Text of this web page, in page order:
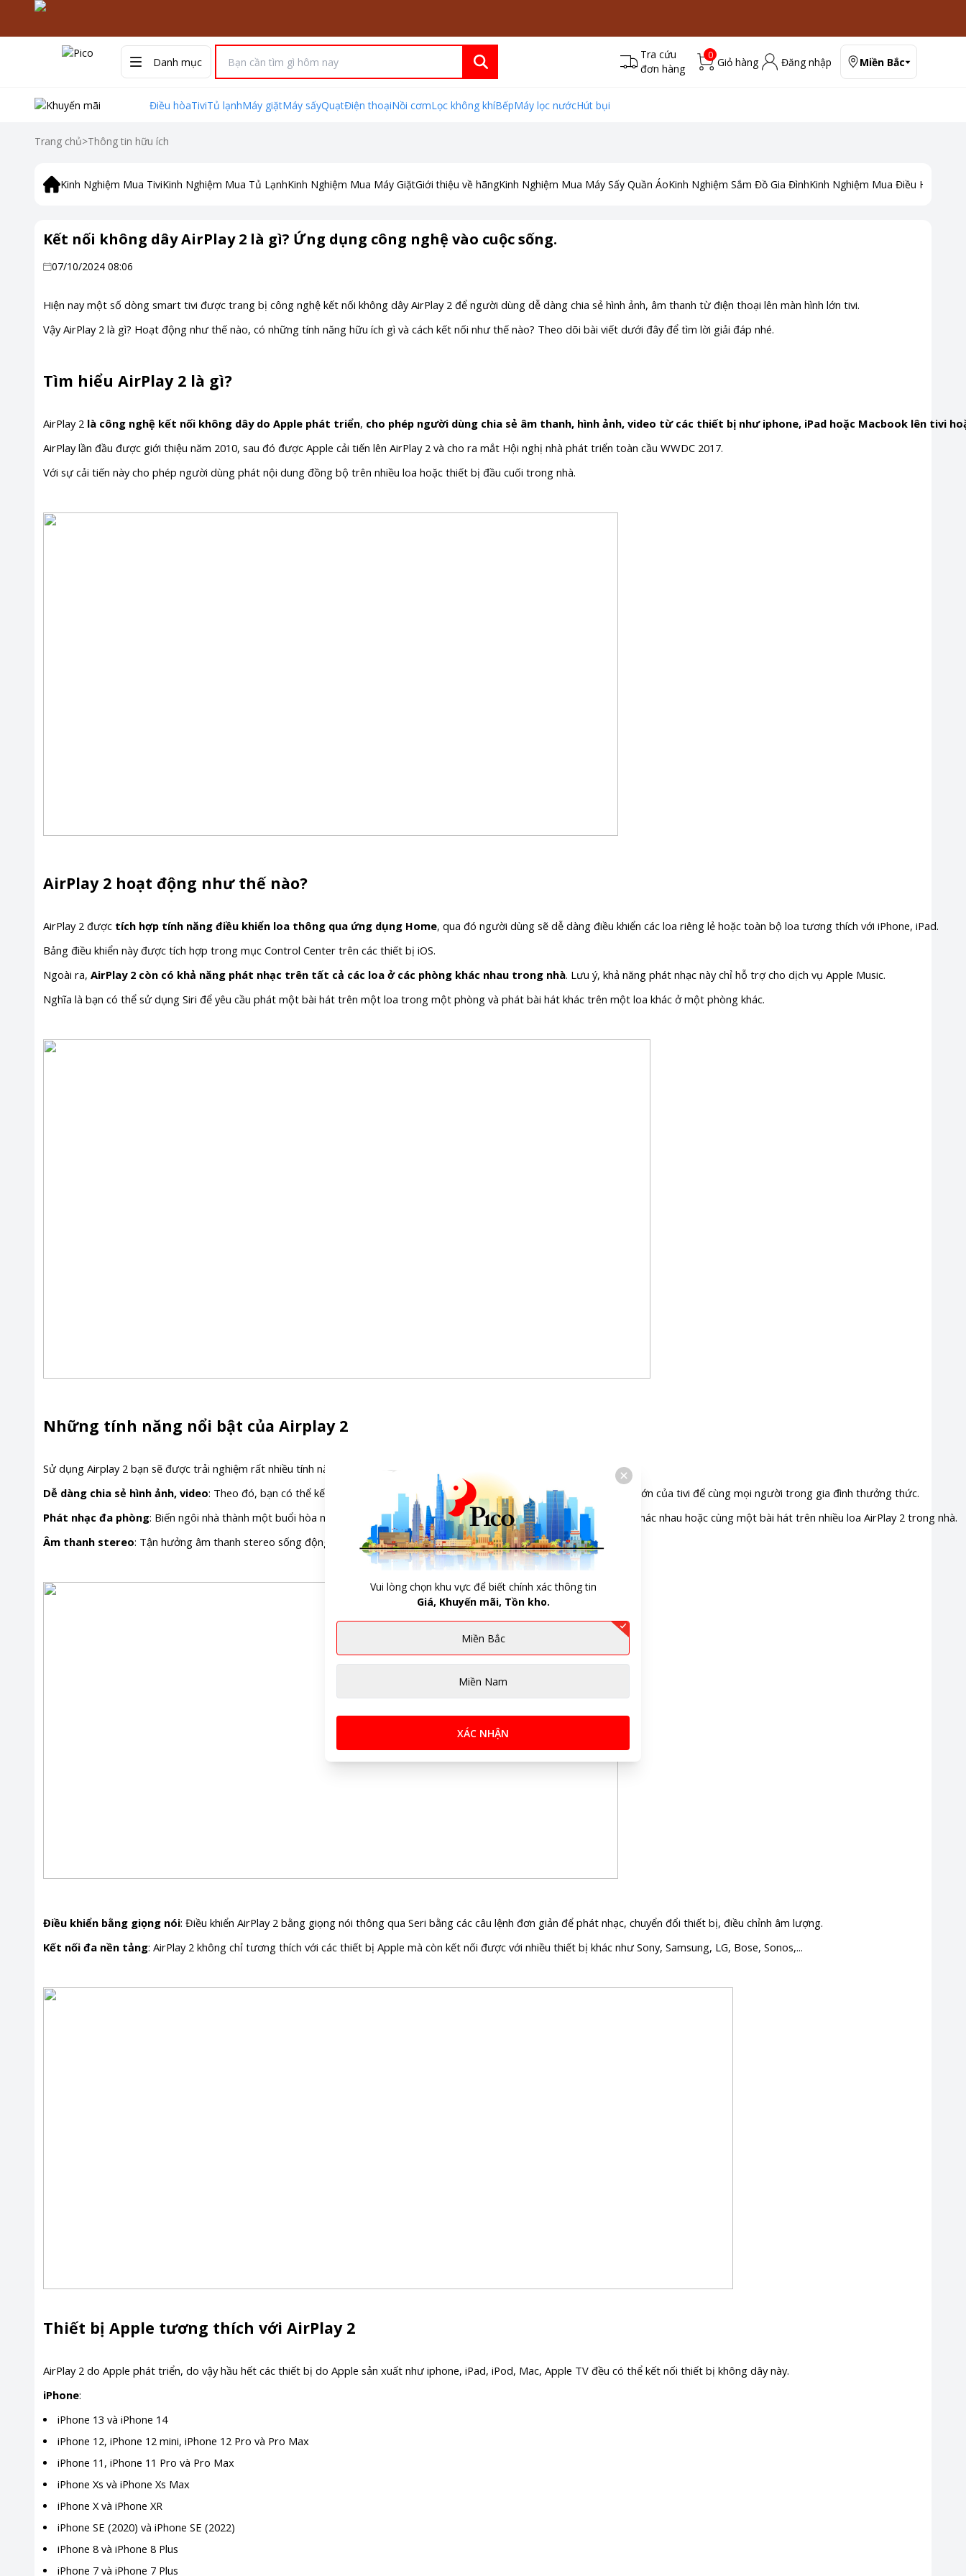
Danh mục
Tra cứu
đơn hàng
0
Giỏ hàng Đăng nhập Miền Bắc
Điều hòaTiviTủ lạnhMáy giặtMáy sấyQuạtĐiện thoạiNồi cơmLọc không khíBếpMáy lọc nướcHút bụi
Trang chủ>Thông tin hữu ích
Kinh Nghiệm Mua TiviKinh Nghiệm Mua Tủ LạnhKinh Nghiệm Mua Máy GiặtGiới thiệu về hãngKinh Nghiệm Mua Máy Sấy Quần ÁoKinh Nghiệm Sắm Đồ Gia ĐìnhKinh Nghiệm Mua Điều Hoà
Kết nối không dây AirPlay 2 là gì? Ứng dụng công nghệ vào cuộc sống.
07/10/2024 08:06
Hiện nay một số dòng smart tivi được trang bị công nghệ kết nối không dây AirPlay 2 để người dùng dễ dàng chia sẻ hình ảnh, âm thanh từ điện thoại lên màn hình lớn tivi.
Vậy AirPlay 2 là gì? Hoạt động như thế nào, có những tính năng hữu ích gì và cách kết nối như thế nào? Theo dõi bài viết dưới đây để tìm lời giải đáp nhé.
Tìm hiểu AirPlay 2 là gì?
AirPlay 2 là công nghệ kết nối không dây do Apple phát triển, cho phép người dùng chia sẻ âm thanh, hình ảnh, video từ các thiết bị như iphone, iPad hoặc Macbook lên tivi
AirPlay lần đầu được giới thiệu năm 2010, sau đó được Apple cải tiến lên AirPlay 2 và cho ra mắt Hội nghị nhà phát triển toàn cầu WWDC 2017.
Với sự cải tiến này cho phép người dùng phát nội dung đồng bộ trên nhiều loa hoặc thiết bị đầu cuối trong nhà.
AirPlay 2 hoạt động như thế nào?
AirPlay 2 được tích hợp tính năng điều khiển loa thông qua ứng dụng Home, qua đó người dùng sẽ dễ dàng điều khiển các loa riêng lẻ hoặc toàn bộ loa tương thích với iPhone, iPad.
Bảng điều khiển này được tích hợp trong mục Control Center trên các thiết bị iOS.
Ngoài ra, AirPlay 2 còn có khả năng phát nhạc trên tất cả các loa ở các phòng khác nhau trong nhà. Lưu ý, khả năng phát nhạc này chỉ hỗ trợ cho dịch vụ Apple Music.
Nghĩa là bạn có thể sử dụng Siri để yêu cầu phát một bài hát trên một loa trong một phòng và phát bài hát khác trên một loa khác ở một phòng khác.
Những tính năng nổi bật của Airplay 2
Sử dụng Airplay 2 bạn sẽ được trải nghiệm rất nhiều tính năng thú vị của công nghệ này như:
Dễ dàng chia sẻ hình ảnh, video: Theo đó, bạn có thể kết nối điện thoại với tivi để chia sẻ hình ảnh, âm thanh lên màn hình lớn của tivi để cùng mọi người trong gia đình thưởng thức.
Phát nhạc đa phòng: Biến ngôi nhà thành một buổi hòa nhạc sôi động hay rạp chiếu phim thu nhỏ với khả năng phát nhạc khác nhau hoặc cùng một bài hát trên nhiều loa AirPlay 2 trong nhà.
Âm thanh stereo: Tận hưởng âm thanh stereo sống động khi kết nối hai loa AirPlay 2 tương thích với Apple TV.
Điều khiển bằng giọng nói: Điều khiển AirPlay 2 bằng giọng nói thông qua Seri bằng các câu lệnh đơn giản để phát nhạc, chuyển đổi thiết bị, điều chỉnh âm lượng.
Kết nối đa nền tảng: AirPlay 2 không chỉ tương thích với các thiết bị Apple mà còn kết nối được với nhiều thiết bị khác như Sony, Samsung, LG, Bose, Sonos,...
Thiết bị Apple tương thích với AirPlay 2
AirPlay 2 do Apple phát triển, do vậy hầu hết các thiết bị do Apple sản xuất như iphone, iPad, iPod, Mac, Apple TV đều có thể kết nối thiết bị không dây này.
iPhone:
iPhone 13 và iPhone 14
iPhone 12, iPhone 12 mini, iPhone 12 Pro và Pro Max
iPhone 11, iPhone 11 Pro và Pro Max
iPhone Xs và iPhone Xs Max
iPhone X và iPhone XR
iPhone SE (2020) và iPhone SE (2022)
iPhone 8 và iPhone 8 Plus
iPhone 7 và iPhone 7 Plus
Vui lòng chọn khu vực để biết chính xác thông tin
Giá, Khuyến mãi, Tồn kho.
Miền Bắc
Miền Nam
XÁC NHẬN